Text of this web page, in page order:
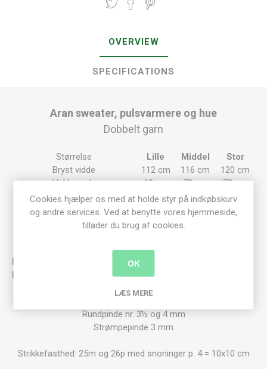
OVERVIEW
SPECIFICATIONS
Aran sweater, pulsvarmere og hue
Dobbelt garn
Størrelse Lille Middel
Stor
Bryst vidde
112 cm 116 cm
120 cm
Hel længde
68 cm 70 cm
72 cm
Ærmelængde
49 cm 51 cm 53 cm
Tynn Alpakka (50 gram) 17 ngl. 18 ngl.
​Pulsvarmere
Hue​
Rundpinde nr. 3½ og 4 mm
Strømpepinde 3 mm
Strikkefasthed: 25m og 26p med snoninger p. 4 = 10x10 cm
Cookies hjælper os med at holde styr på indkøbskurv
og andre services. Ved at benytte vores hjemmeside,
tillader du brug af cookies.
OK
LÆS MERE